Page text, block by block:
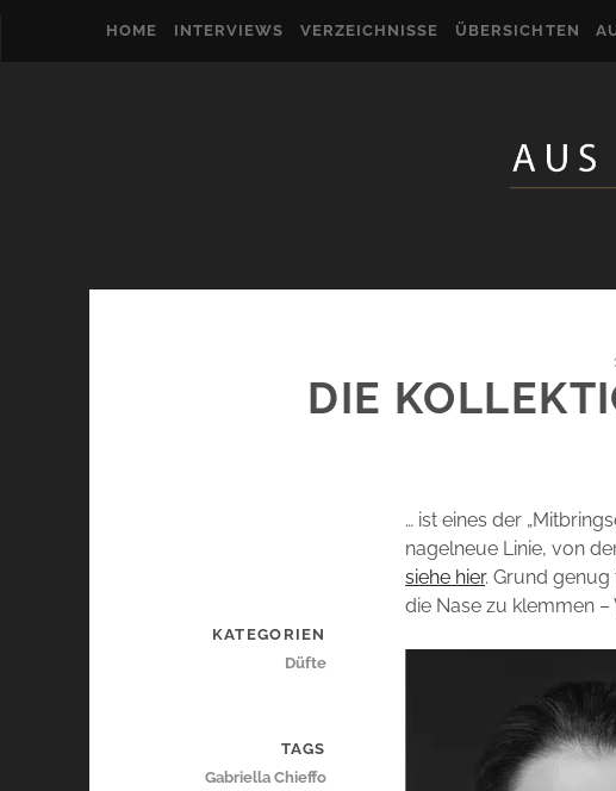
HOME INTERVIEWS VERZEICHNISSE ÜBERSICHTEN
DIE
… ist eines der
nagelneue Linie, von
siehe hier. Grund genug
die Nase zu klemmen
KATEGORIEN
Düfte
TAGS
Gabriella Chieffo